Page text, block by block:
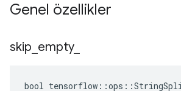
Genel özellikler
skip empty_
bool